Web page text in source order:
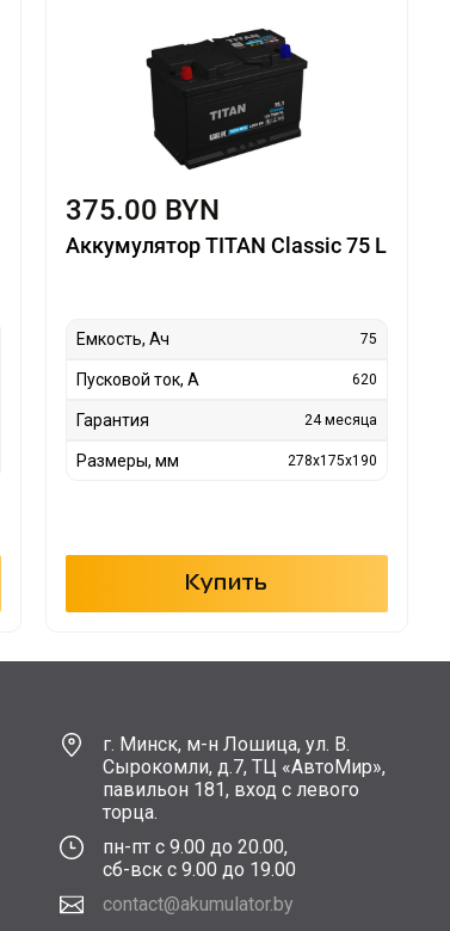
375.00 BYN
Аккумулятор TITAN Classic 75 L
Емкость, Ач 75
Пусковой ток, А 620
Гарантия 24 месяца
Размеры, мм 278х175х190
Купить
г. Минск, м-н Лошица, ул. В.
Сырокомли, д.7, ТЦ «АвтоМир»,
павильон 181, вход с левого
торца.
пн-пт с 9.00 до 20.00,
сб-вск с 9.00 до 19.00
contact@akumulator.by